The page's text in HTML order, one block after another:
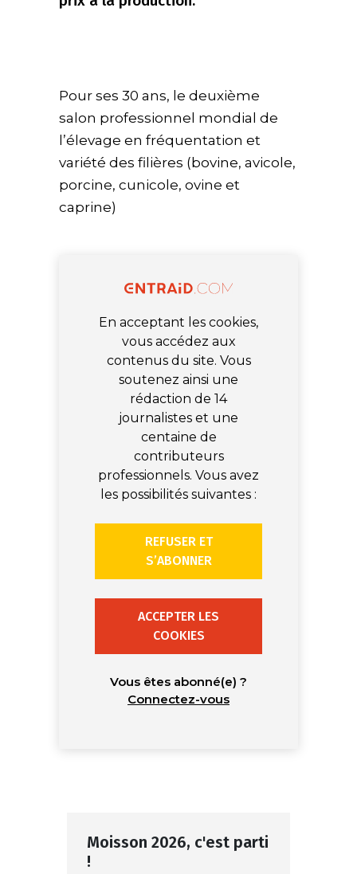
Pour ses 30 ans, le deuxième
salon professionnel mondial de
l’élevage en fréquentation et
variété des filières (bovine, avicole,
porcine, cunicole, ovine et
caprine)
En acceptant les cookies,
vous accédez aux
contenus du site. Vous
soutenez ainsi une
rédaction de 14
journalistes et une
centaine de
contributeurs
professionnels. Vous avez
les possibilités suivantes :
REFUSER ET
S’ABONNER
ACCEPTER LES
COOKIES
Vous êtes abonné(e) ?
Connectez-vous
Moisson 2026, c'est parti
!